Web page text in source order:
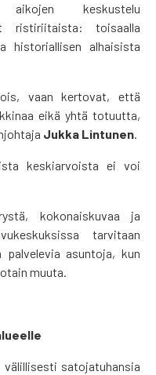
keskustelu
ristiriitaista: toisaalla
historiallisen alhaisista
vaan kertovat, että
eikä yhtä totuutta,
Jukka Lintunen.
keskiarvoista ei voi
kokonaiskuvaa ja
tarvitaan
palvelevia asuntoja, kun
muuta.
välillisesti satojatuhansia